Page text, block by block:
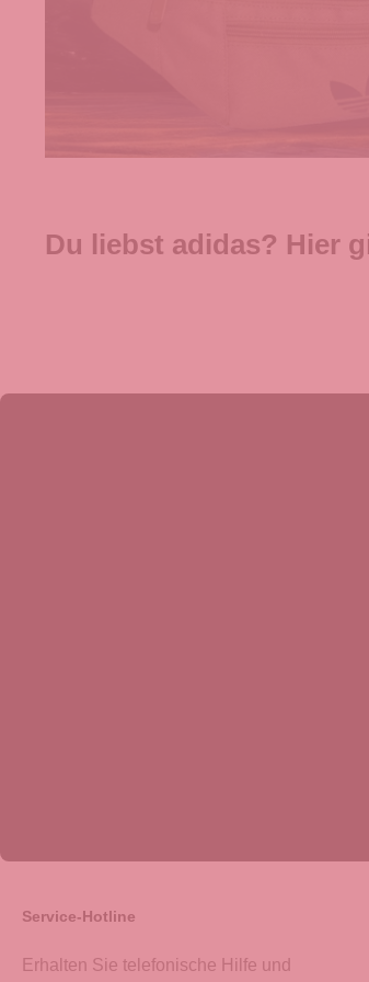
Du liebst adidas? Hier
Service-Hotline
Erhalten Sie telefonische Hilfe und